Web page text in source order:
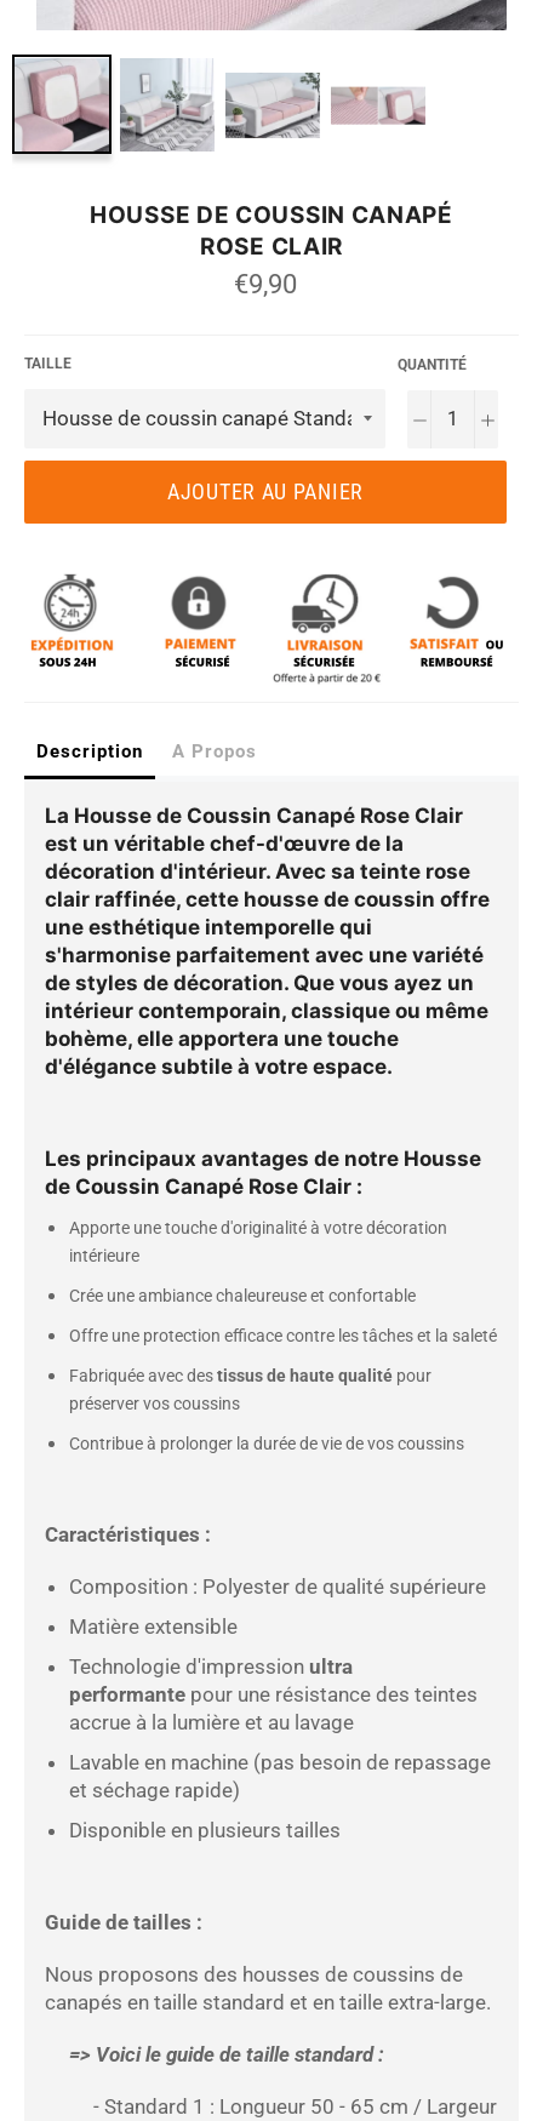
HOUSSE DE COUSSIN CANAPÉ
ROSE CLAIR
Prix
régulier
€9,90
TAILLE QUANTITÉ
− +
AJOUTER AU PANIER
Description A Propos
La Housse de Coussin Canapé Rose Clair
est un véritable chef-d'œuvre de la
décoration d'intérieur. Avec sa teinte rose
clair raffinée, cette housse de coussin offre
une esthétique intemporelle qui
s'harmonise parfaitement avec une variété
de styles de décoration. Que vous ayez un
intérieur contemporain, classique ou même
bohème, elle apportera une touche
d'élégance subtile à votre espace.
Les principaux avantages de notre Housse
de Coussin Canapé Rose Clair :
Apporte une touche d'originalité à votre décoration
intérieure
Crée une ambiance chaleureuse et confortable
Offre une protection efficace contre les tâches et la saleté
Fabriquée avec destissus de haute qualité pour
préserver vos coussins
Contribue à prolonger la durée de vie de vos coussins
Caractéristiques :
Composition : Polyester de qualité supérieure
Matière extensible
Technologie d'impression ultra
performante pour une résistance des teintes
accrue à la lumière et au lavage
Lavable en machine (pas besoin de repassage
et séchage rapide)
Disponible en plusieurs tailles
Guide de tailles :
Nous proposons des housses de coussins de
canapés en taille standard et en taille extra-large.
=> Voici le guide de taille standard :
- Standard 1 : Longueur 50 - 65 cm / Largeur